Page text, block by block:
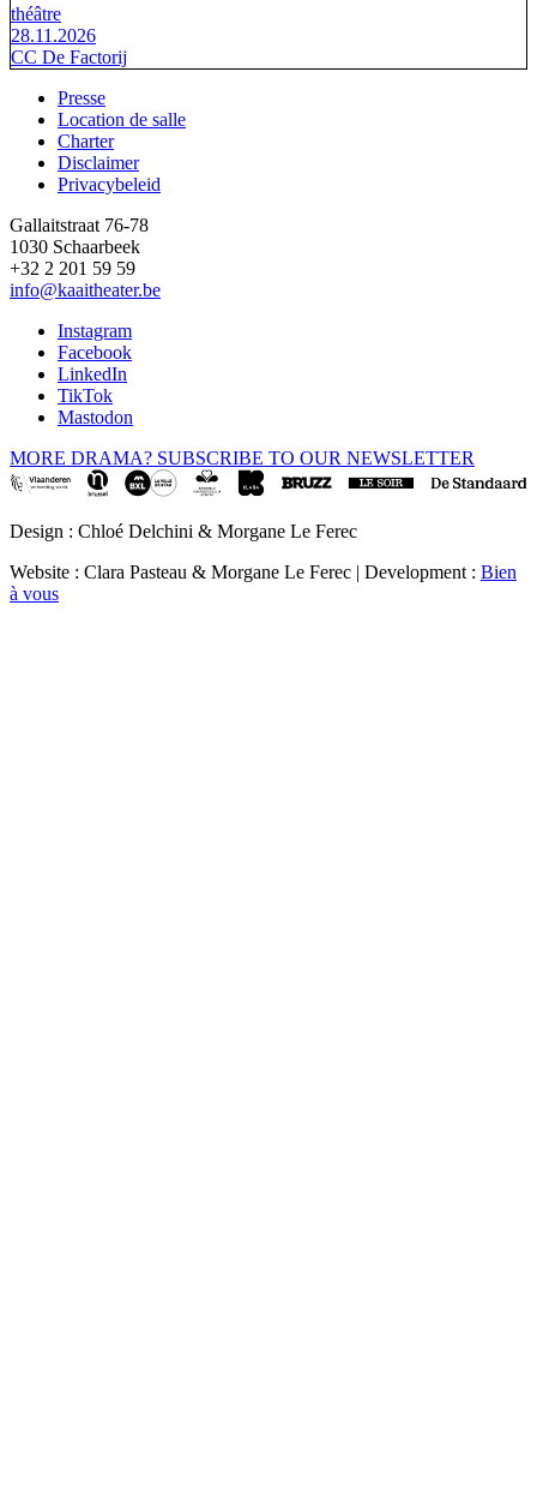
théâtre
28.11.2026
CC De Factorij
Footer
Presse
Location de salle
Charter
Disclaimer
Privacybeleid
Gallaitstraat 76-78
1030 Schaarbeek
+32 2 201 59 59
info@kaaitheater.be
Instagram
Facebook
LinkedIn
TikTok
Mastodon
MORE DRAMA? SUBSCRIBE TO OUR NEWSLETTER
Design : Chloé Delchini & Morgane Le Ferec
Website : Clara Pasteau & Morgane Le Ferec | Development : Bien
à vous